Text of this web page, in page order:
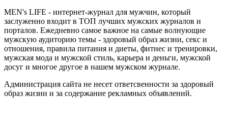
MEN's LIFE - интернет-журнал для мужчин, который
заслуженно входит в ТОП лучших мужских журналов и
порталов. Ежедневно самое важное на самые волнующие
мужскую аудиторию темы - здоровый образ жизни, секс и
отношения, правила питания и диеты, фитнес и тренировки,
мужская мода и мужской стиль, карьера и деньги, мужской
досуг и многое другое в нашем мужском журнале.
Администрация сайта не несет ответсвенности за здоровый
образ жизни и за содержание рекламных объявлений.